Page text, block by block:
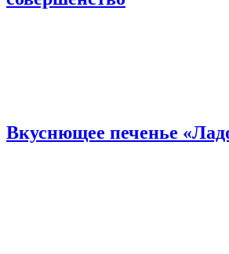
Вкуснющее печенье